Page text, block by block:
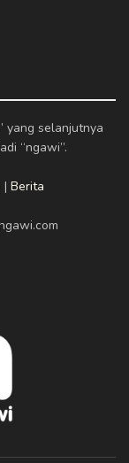
yang selanjutnya
“ngawi”.
| Berita